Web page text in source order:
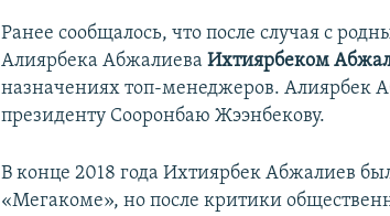
Ранее сообщалось, что после случая с
Алиярбека АбжалиеваИхтиярбеком
назначениях топ-менеджеров. Алиярбек
президенту Сооронбаю Жээнбекову.
В конце 2018 года Ихтиярбек Абжалиев
«Мегакоме», но после критики